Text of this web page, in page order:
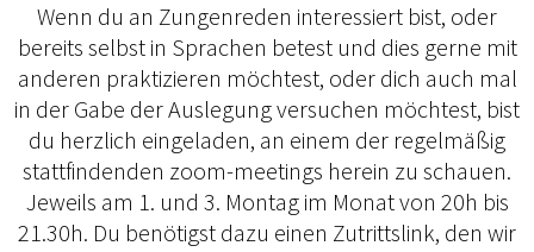
Wenn du an Zungenreden interessiert bist, oder
bereits selbst in Sprachen betest und dies gerne mit
anderen praktizieren möchtest, oder dich auch mal
in der Gabe der Auslegung versuchen möchtest, bist
du herzlich eingeladen, an einem der regelmäßig
stattfindenden zoom-meetings herein zu schauen.
Jeweils am 1. und 3. Montag im Monat von 20h bis
21.30h. Du benötigst dazu einen Zutrittslink, den wir